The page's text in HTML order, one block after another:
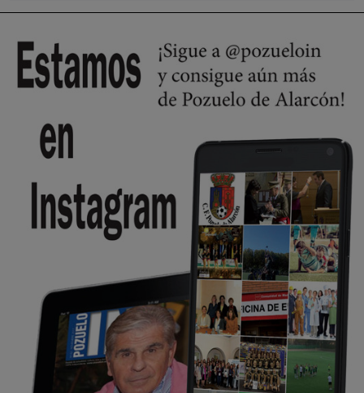
🔴 EXCLUSIVA | El comisario de la …
😆Durán menos qué un caramelo en la puerta de un colegio 🍬
Pozuelo de Alarcón
🔴 EXCLUSIVA | El comisario de la …
se va porke no tiene piscina 🤪🤪🤪
Pozuelo de Alarcón
🔴 EXCLUSIVA | El comisario de la …